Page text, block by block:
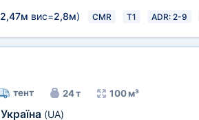
2,47м вис=2,8м) CMR T1 ADR: 2-9
тент 24 т 100 м³
Україна (UA)